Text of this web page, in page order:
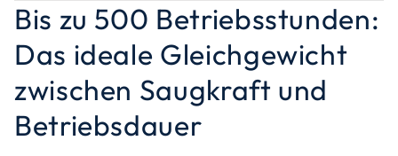
Bis zu 500 Betriebsstunden:
Das ideale Gleichgewicht
zwischen Saugkraft und
Betriebsdauer